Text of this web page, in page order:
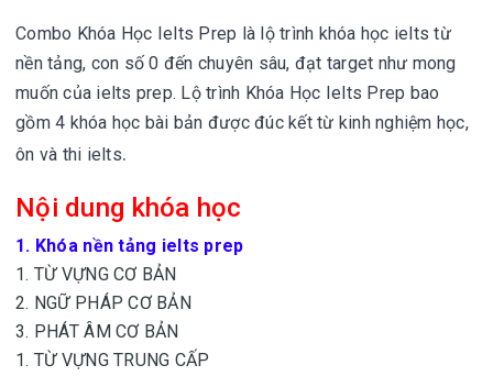
Combo Khóa Học Ielts Prep là lộ trình khóa học ielts từ
nền tảng, con số 0 đến chuyên sâu, đạt target như mong
muốn của ielts prep. Lộ trình Khóa Học Ielts Prep bao
gồm 4 khóa học bài bản được đúc kết từ kinh nghiệm học,
ôn và thi ielts.
Nội dung khóa học
1. Khóa nền tảng ielts prep
1. TỪ VỰNG CƠ BẢN
2. NGỮ PHÁP CƠ BẢN
3. PHÁT ÂM CƠ BẢN
1. TỪ VỰNG TRUNG CẤP